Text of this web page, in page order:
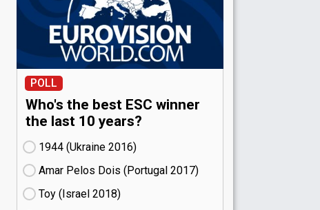
POLL
Who's the best ESC winner
the last 10 years?
1944 (Ukraine
16)
Amar Pelos Dois (Portugal
17)
Toy (Israel
18)